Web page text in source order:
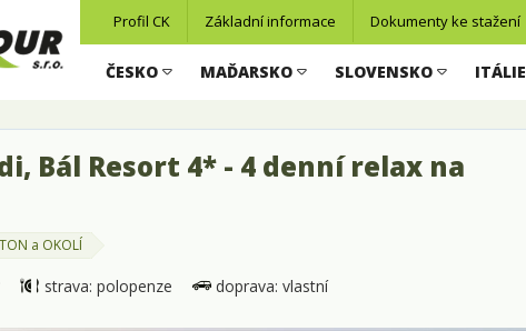
Profil CK Základní informace Dokumenty ke stažení
ČESKO MAĎARSKO SLOVENSKO ITÁLIE
Bál Resort 4* - 4 denní relax na
a OKOLÍ
strava: polopenze doprava: vlastní